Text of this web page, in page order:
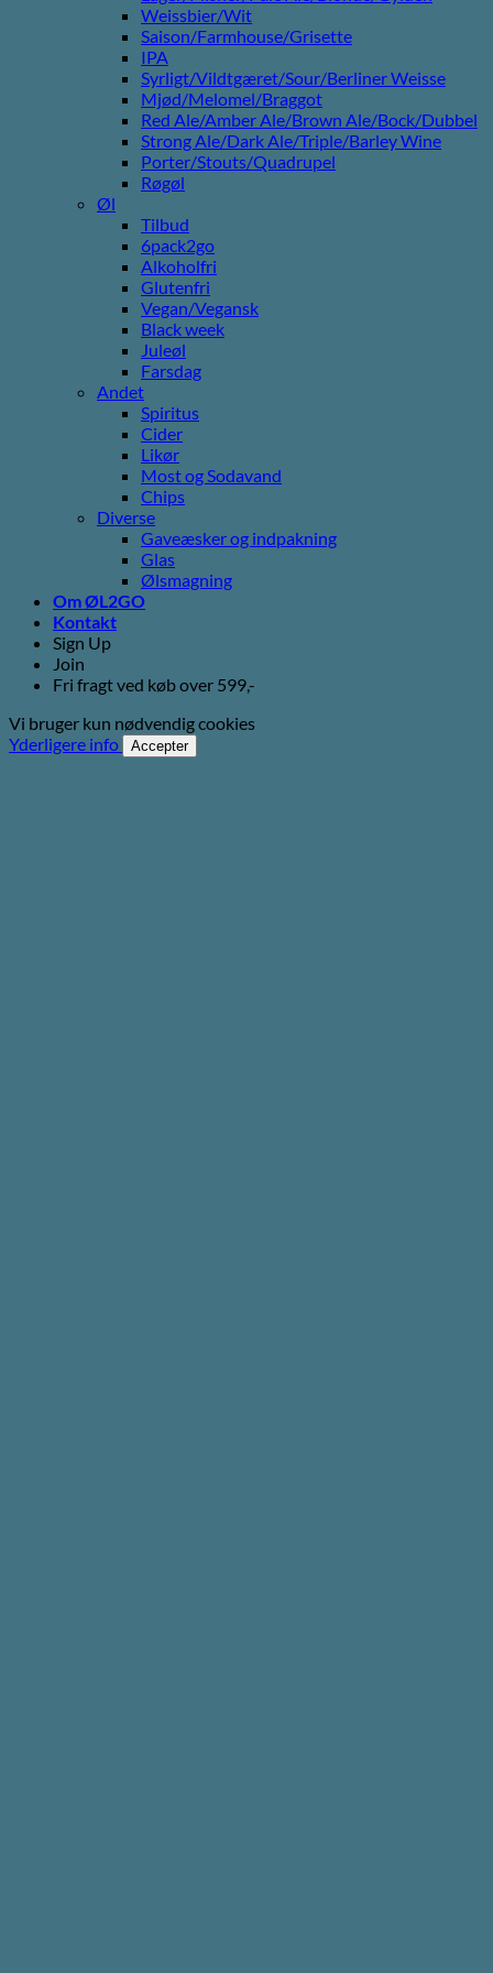
Weissbier/Wit
Saison/Farmhouse/Grisette
IPA
Syrligt/Vildtgæret/Sour/Berliner Weisse
Mjød/Melomel/Braggot
Red Ale/Amber Ale/Brown Ale/Bock/Dubbel
Strong Ale/Dark Ale/Triple/Barley Wine
Porter/Stouts/Quadrupel
Røgøl
Øl
Tilbud
6pack2go
Alkoholfri
Glutenfri
Vegan/Vegansk
Black week
Juleøl
Farsdag
Andet
Spiritus
Cider
Likør
Most og Sodavand
Chips
Diverse
Gaveæsker og indpakning
Glas
Ølsmagning
Om ØL2GO
Kontakt
Sign Up
Join
Fri fragt ved køb over 599,-
Vi bruger kun nødvendig cookies
Yderligere info
Accepter